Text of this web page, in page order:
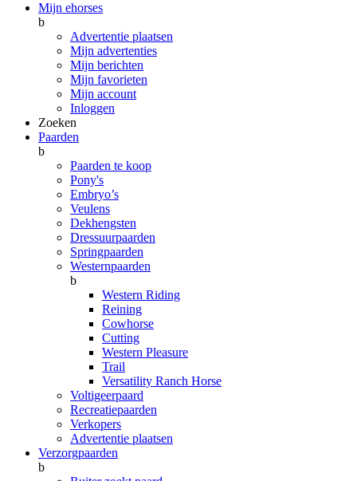
Mijn ehorses
b
Advertentie plaatsen
Mijn advertenties
Mijn berichten
Mijn favorieten
Mijn account
Inloggen
Zoeken
Paarden
b
Paarden te koop
Pony's
Embryo’s
Veulens
Dekhengsten
Dressuurpaarden
Springpaarden
Westernpaarden
b
Western Riding
Reining
Cowhorse
Cutting
Western Pleasure
Trail
Versatility Ranch Horse
Voltigeerpaard
Recreatiepaarden
Verkopers
Advertentie plaatsen
Verzorgpaarden
b